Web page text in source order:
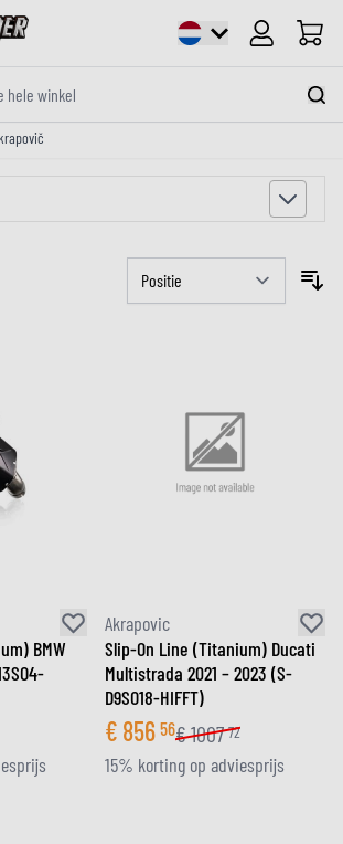
Cart
BMW
Akrapovic
Slip-On Line (Titanium) Ducati
Multistrada 2021 – 2023 (S-
D9SO18-HIFFT)
€ 856 56€1007 72
15% korting op adviesprijs